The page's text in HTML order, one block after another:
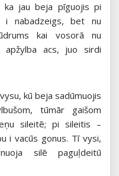
ka jau beja pīguojis pi
i nabadzeigs, bet nu
kai vosorā nu
apžylba acs, juo sirdi
kū beja sadūmuojis
tūmār gaišom
sileitē; pi sileitis –
i vacūs gonus. Tī vysi,
silē paguļdeitū